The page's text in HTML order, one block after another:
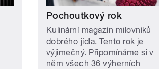
Pochoutkový rok
Kulinární magazín milovníků
dobrého jídla. Tento rok je
výjimečný. Připomínáme si v
něm všech 36 výherních